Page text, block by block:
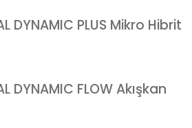
DYNAMIC PLUS Mikro Hibrit
DYNAMIC FLOW Akışkan